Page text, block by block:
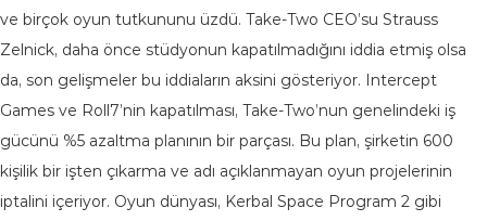
ve birçok oyun tutkununu üzdü. Take-Two CEO’su Strauss
Zelnick, daha önce stüdyonun kapatılmadığını iddia etmiş olsa
da, son gelişmeler bu iddiaların aksini gösteriyor. Intercept
Games ve Roll7’nin kapatılması, Take-Two’nun genelindeki iş
gücünü %5 azaltma planının bir parçası. Bu plan, şirketin 600
kişilik bir işten çıkarma ve adı açıklanmayan oyun projelerinin
iptalini içeriyor. Oyun dünyası, Kerbal Space Program 2 gibi